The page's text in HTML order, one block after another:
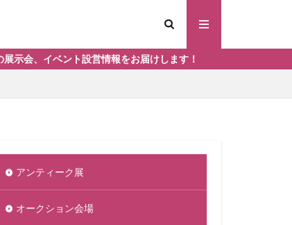
営情報をお届けします！
アンティーク展
オークション会場